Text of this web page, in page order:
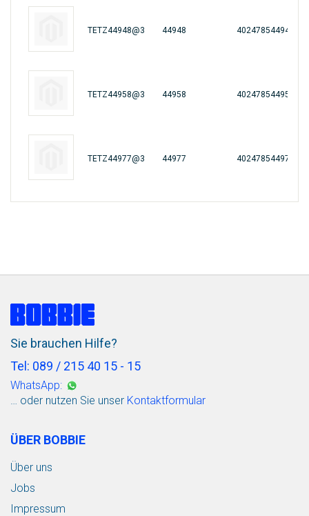
TETZ44948@3 44948 4024785449485
TETZ44958@3 44958 4024785449584
TETZ44977@3 44977 4024785449775
Sie brauchen Hilfe?
Tel: 089 / 215 40 15 - 15
WhatsApp:
… oder nutzen Sie unser Kontaktformular
ÜBER BOBBIE
Über uns
Jobs
Impressum